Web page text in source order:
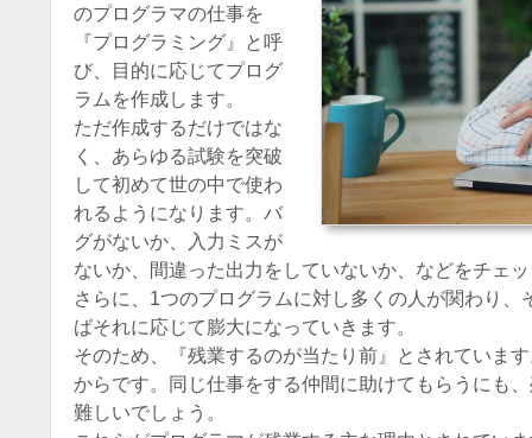
のプログラマの仕事を
『プログラミング』と呼
び、目的に応じてプログ
ラムを作成します。
ただ作成するだけではな
く、あらゆる試験を突破
して初めて世の中で使わ
れるようになります。バ
グがないか、入力ミスが
ないか、間違った出力をしていないか、などをチェ
さらに、1つのプログラムに対し多くの人が関わり
ばそれに応じて膨大になっていきます。
そのため、『残業するのが当たり前』とされていま
からです。同じ仕事をする仲間に助けてもらうにも
難しいでしょう。